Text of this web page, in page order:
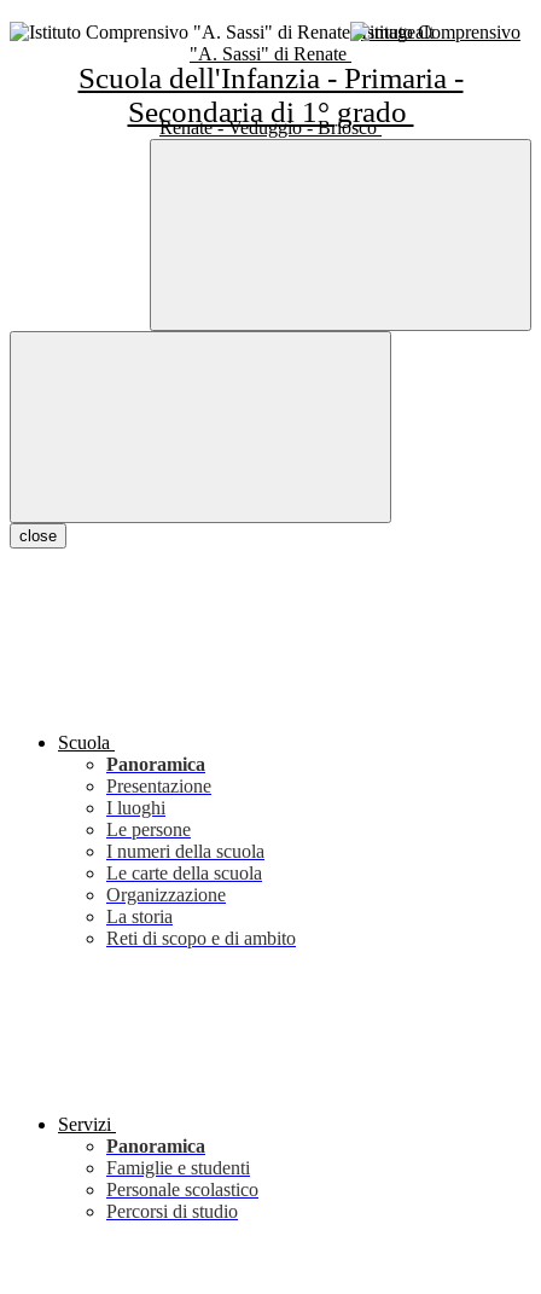
Istituto Comprensivo
"A. Sassi" di Renate
Scuola dell'Infanzia - Primaria -
Secondaria di 1° grado
Renate - Veduggio - Briosco
close
Scuola
Panoramica
Presentazione
I luoghi
Le persone
I numeri della scuola
Le carte della scuola
Organizzazione
La storia
Reti di scopo e di ambito
Servizi
Panoramica
Famiglie e studenti
Personale scolastico
Percorsi di studio